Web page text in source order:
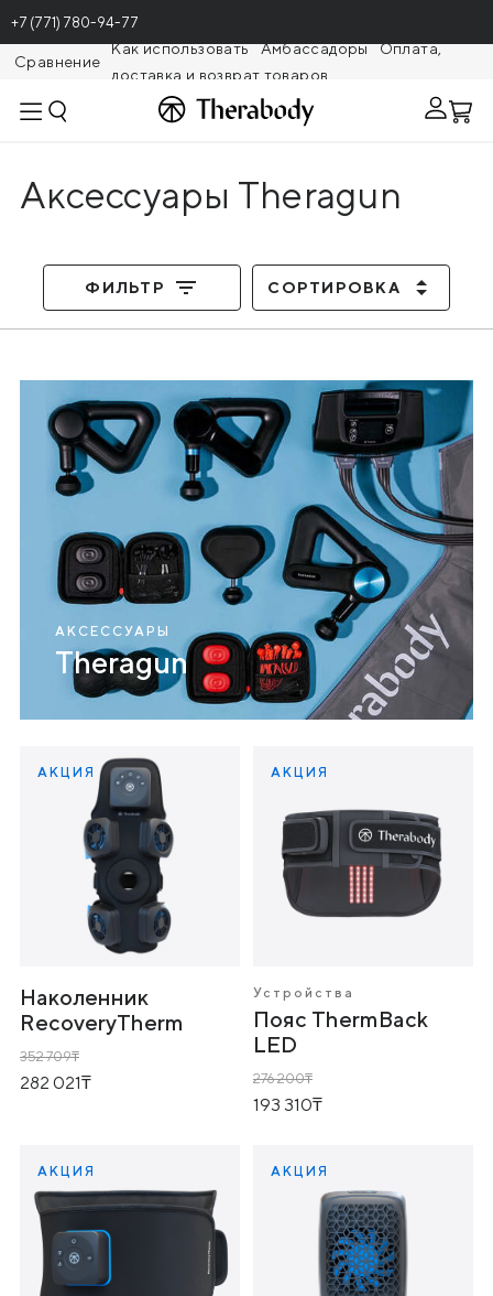
+7 (771) 780-94-77
Сравнение
Как использовать Амбассадоры
Оплата,
доставка и возврат товаров
Аксессуары Theragun
ФИЛЬТР СОРТИРОВКА
АКСЕССУАРЫ
Theragun
АКЦИЯ
Наколенник
RecoveryTherm
352 709
282 021
АКЦИЯ
Устройства
Пояс ThermBack
LED
276 200
193 310
АКЦИЯ АКЦИЯ